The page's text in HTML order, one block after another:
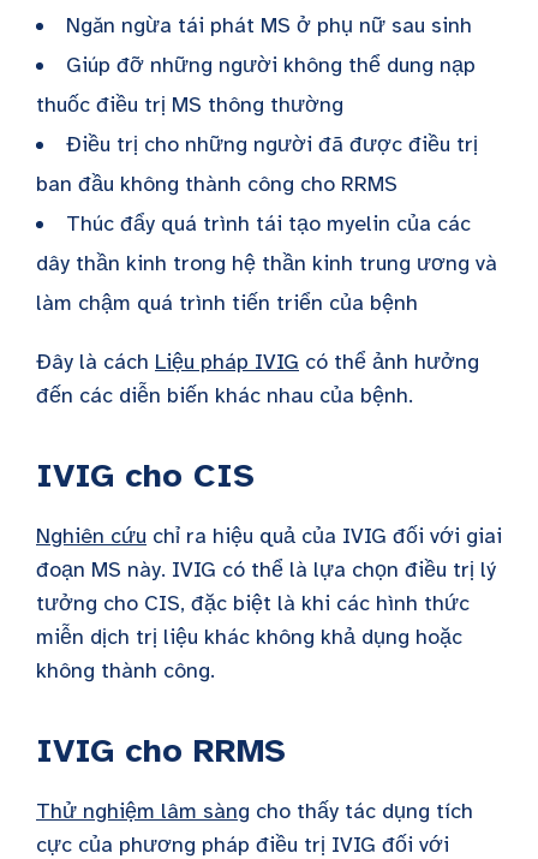
Ngăn ngừa tái phát MS ở phụ nữ sau sinh
Giúp đỡ những người không thể dung nạp
thuốc điều trị MS thông thường
Điều trị cho những người đã được điều trị
ban đầu không thành công cho RRMS
Thúc đẩy quá trình tái tạo myelin của các
dây thần kinh trong hệ thần kinh trung ương và
làm chậm quá trình tiến triển của bệnh
Đây là cách Liệu pháp IVIG có thể ảnh hưởng
đến các diễn biến khác nhau của bệnh.
IVIG cho CIS
Nghiên cứu chỉ ra hiệu quả của IVIG đối với giai
đoạn MS này. IVIG có thể là lựa chọn điều trị lý
tưởng cho CIS, đặc biệt là khi các hình thức
miễn dịch trị liệu khác không khả dụng hoặc
không thành công.
IVIG cho RRMS
Thử nghiệm lâm sàng cho thấy tác dụng tích
cực của phương pháp điều trị IVIG đối với